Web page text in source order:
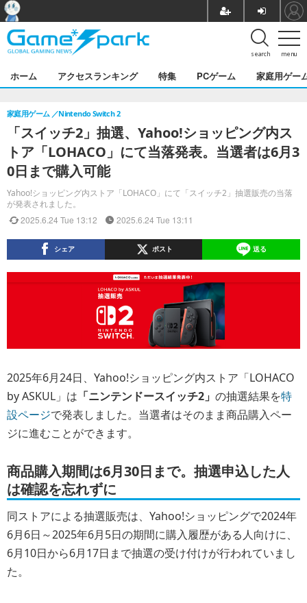
menu
search
ホーム アクセスランキング 特集 PCゲーム 家庭用ゲー
「スイッチ2」抽選、Yahoo!ショッピング内ス
トア「LOHACO」にて当落発表。当選者は6月3
0日まで購入可能
Yahoo!ショッピング内ストア「LOHACO」にて「スイッチ2」抽選販売の当落
が発表されました。
家庭用ゲーム Nintendo Switch 2
2025.6.24 Tue 13:12 2025.6.24 Tue 13:11
シェア ポスト 送る
2025年6月24日、Yahoo!ショッピング内ストア「LOHACO
by ASKUL」は 「ニンテンドースイッチ2」 の抽選結果を特
設ページで発表しました。当選者はそのまま商品購入ペー
ジに進むことができます。
商品購入期間は6月30日まで。抽選申込した人
は確認を忘れずに
同ストアによる抽選販売は、Yahoo!ショッピングで2024年
6月6日～2025年6月5日の期間に購入履歴がある人向けに、
6月10日から6月17日まで抽選の受け付けが行われていまし
た。